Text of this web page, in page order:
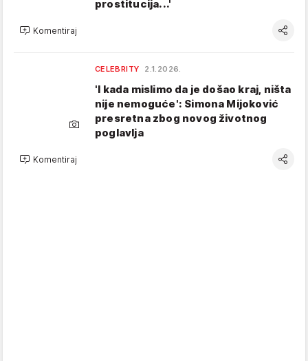
prostitucija...'
Komentiraj
CELEBRITY 2.1.2026.
'I kada mislimo da je došao kraj, ništa
nije nemoguće': Simona Mijoković
presretna zbog novog životnog
poglavlja
Komentiraj